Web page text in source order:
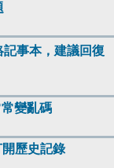
事本，建議回復
變亂碼
歷史記錄